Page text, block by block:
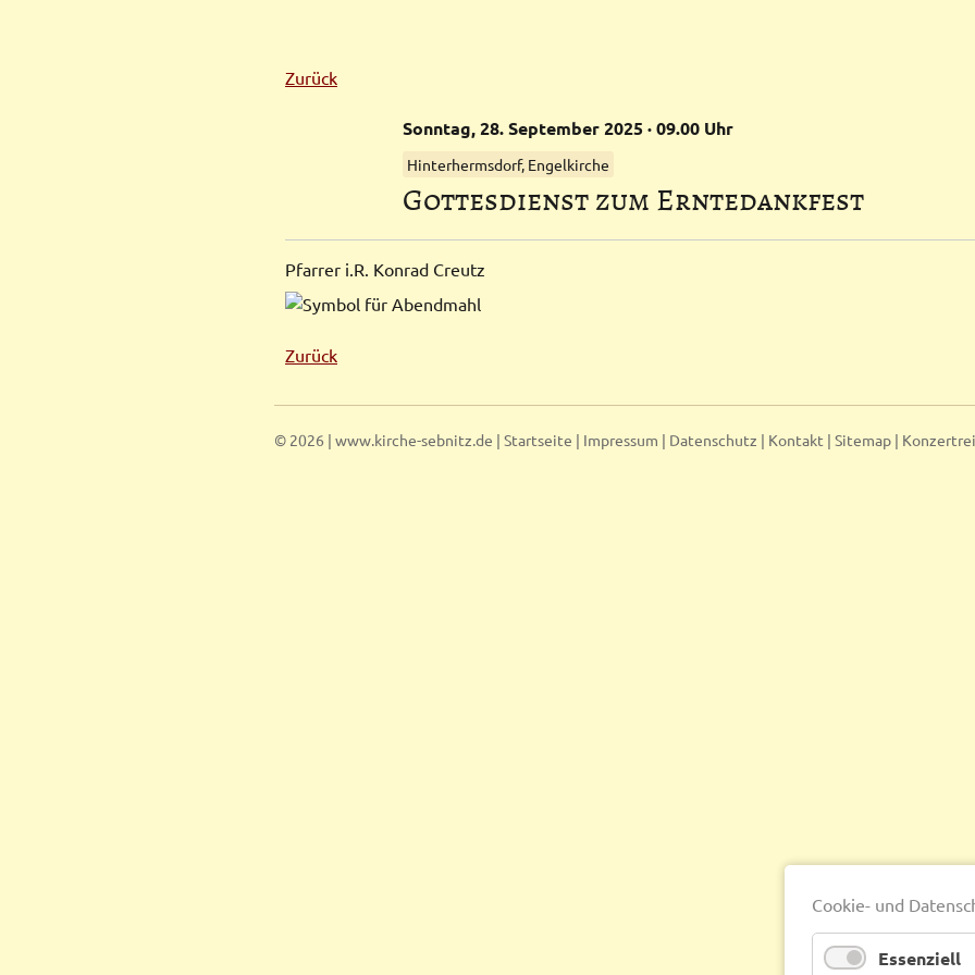
Zurück
Sonntag,28.September2025· 09.00 Uhr
Hinterhermsdorf, Engelkirche
Gottes­dienst zum Ernte­dank­fest
Pfarrer i.R. Konrad Creutz
Zurück
© 2026 | www.kirche-sebnitz.de | Startseite | Impressum | Datenschutz | Kontakt | Sitemap |
Cookie- und
Essenziell